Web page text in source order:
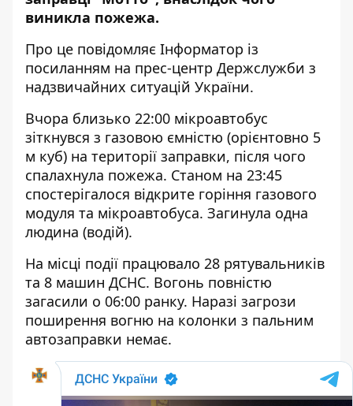
виникла пожежа.
Про це повідомляє Інформатор із
посиланням на прес-центр Держслужби з
надзвичайних ситуацій України.
Вчора близько 22:00 мікроавтобус
зіткнувся з газовою ємністю (орієнтовно 5
м куб) на території заправки, після чого
спалахнула пожежа. Станом на 23:45
спостерігалося відкрите горіння газового
модуля та мікроавтобуса. Загинула одна
людина (водій).
На місці події працювало 28 рятувальників
та 8 машин ДСНС. Вогонь повністю
загасили о 06:00 ранку. Наразі загрози
поширення вогню на колонки з пальним
автозаправки немає.